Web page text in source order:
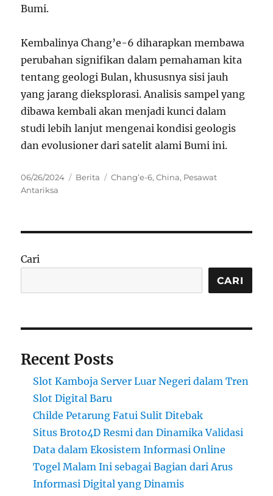
Bumi.
Kembalinya Chang’e-6 diharapkan membawa
perubahan signifikan dalam pemahaman kita
tentang geologi Bulan, khususnya sisi jauh
yang jarang dieksplorasi. Analisis sampel yang
dibawa kembali akan menjadi kunci dalam
studi lebih lanjut mengenai kondisi geologis
dan evolusioner dari satelit alami Bumi ini.
Posted
on
06/26/2024 Categories
Berita Tags
Chang’e-6,China, Pesawat
Antariksa
Cari
CARI
Recent Posts
Slot Kamboja Server Luar Negeri dalam Tren
Slot Digital Baru
Childe Petarung Fatui Sulit Ditebak
Situs Broto4D Resmi dan Dinamika Validasi
Data dalam Ekosistem Informasi Online
Togel Malam Ini sebagai Bagian dari Arus
Informasi Digital yang Dinamis